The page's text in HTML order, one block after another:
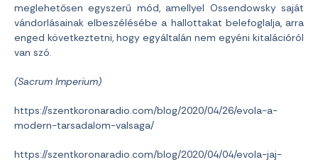
meglehetősen egyszerű mód, amellyel Ossendowsky saját
vándorlásainak elbeszélésébe a hallottakat belefoglalja, arra
enged következtetni, hogy egyáltalán nem egyéni kitalációról
van szó.
(Sacrum Imperium)
https://szentkoronaradio.com/blog/2020/04/26/evola-a-
modern-tarsadalom-valsaga/
https://szentkoronaradio.com/blog/2020/04/04/evola-jaj-